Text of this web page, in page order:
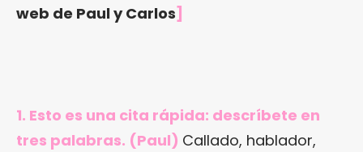
web de Paul y Carlos]
1. Esto es una cita rápida: descríbete en
tres palabras. (Paul) Callado, hablador,